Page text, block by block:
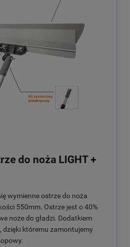
do noża LIGHT +
wymienne ostrze do noża
550mm. Ostrze jest o 40%
noże do gładzi. Dodatkiem
dzięki któremu zamontujemy